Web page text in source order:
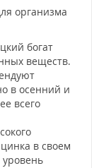
организма
богат
веществ.
в осенний и
всего
в своем
уровень